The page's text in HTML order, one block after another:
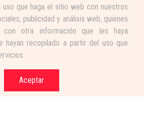
que haga el sitio web con nuestros
publicidad y análisis web, quienes
con otra información que les haya
hayan recopilado a partir del uso que
Aceptar